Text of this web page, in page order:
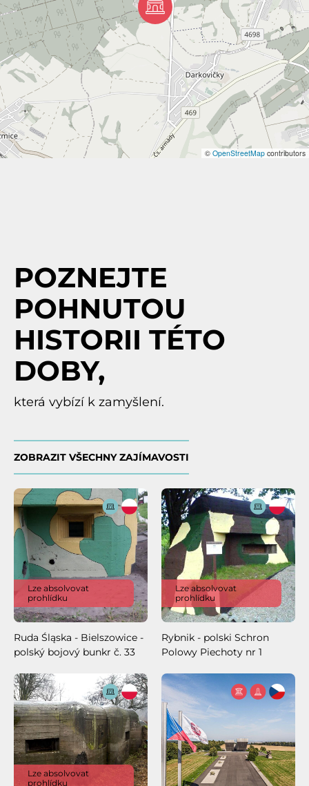
© OpenStreetMap contributors
POZNEJTE
POHNUTOU
HISTORII TÉTO
DOBY,
která vybízí k zamyšlení.
ZOBRAZIT VŠECHNY ZAJÍMAVOSTI
Lze absolvovat
prohlídku
Ruda Śląska - Bielszowice -
polský bojový bunkr č. 33
Lze absolvovat
prohlídku
Rybnik - polski Schron
Polowy Piechoty nr 1
Lze absolvovat
prohlídku